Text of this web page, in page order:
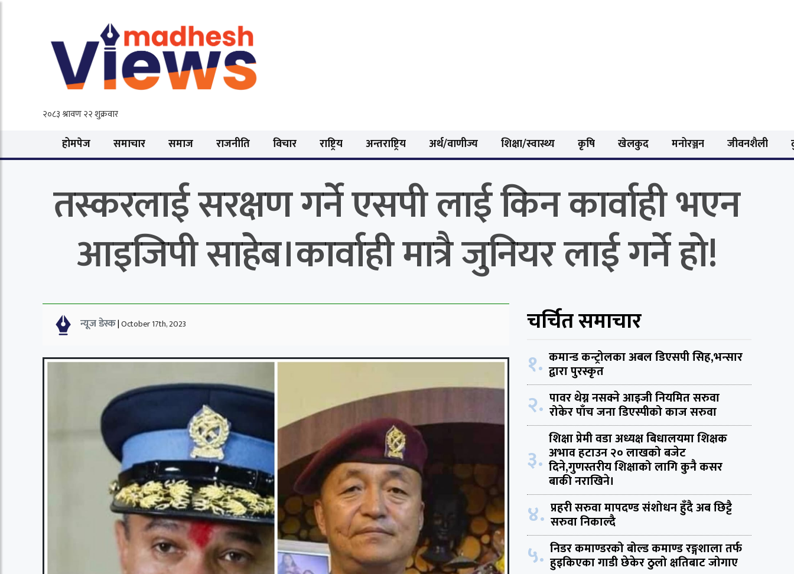
होमपेज समाचार समाज राजनीति विचार राष्ट्रिय अन्तराष्ट्रिय अर्थ/वाणीज्य शिक्षा/स्वास्थ्य कृषि खेलकुद मनोरञ्जन जीवनशैली
तस्करलाई सरक्षण गर्ने एसपी लाई किन कार्वाही भएन
आइजिपी साहेब।कार्वाही मात्रै जुनियर लाई गर्ने हो!
न्यूज डेस्क|October 17th, 2023 चर्चित समाचार
१. कमान्ड कन्ट्रोलका अबल डिएसपी सिह,भन्सार
द्वारा पुरस्कृत
२. पावर थेग्न नसक्ने आइजी नियमित सरुवा
रोकेर पाँच जना डिएस्पीको काज सरुवा
३.
शिक्षा प्रेमी वडा अध्यक्ष बिधालयमा शिक्षक
अभाव हटाउन २० लाखको बजेट
दिने,गुणस्तरीय शिक्षाको लागि कुनै कसर
बाकी नराखिने।
४. प्रहरी सरुवा मापदण्ड संशोधन हुँदै अब छिट्टै
सरुवा निकाल्दै
५. निडर कमाण्डरको बोल्ड कमाण्ड रङ्गशाला तर्फ
हुइकिएका गाडी छेकेर ठुलो क्षतिबाट जोगाए